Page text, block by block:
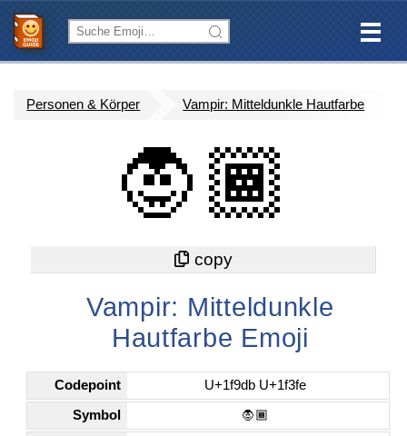
Personen & Körper Vampir: Mitteldunkle Hautfarbe
🧛🏾
Vampir: Mitteldunkle
Hautfarbe Emoji
Codepoint U+1f9db U+1f3fe
Symbol 🧛🏾